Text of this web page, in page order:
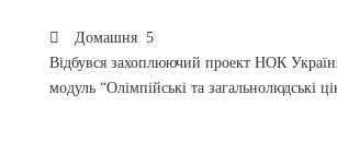
Домашня
Відбувся захоплюючий проект НОК
модуль “Олімпійські та загальнолюдські